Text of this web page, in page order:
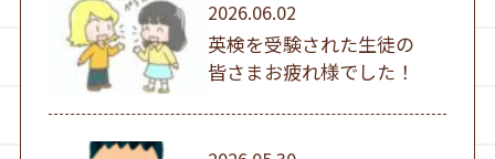
2026.06.02
英検を受験された生徒の
皆さまお疲れ様でした！